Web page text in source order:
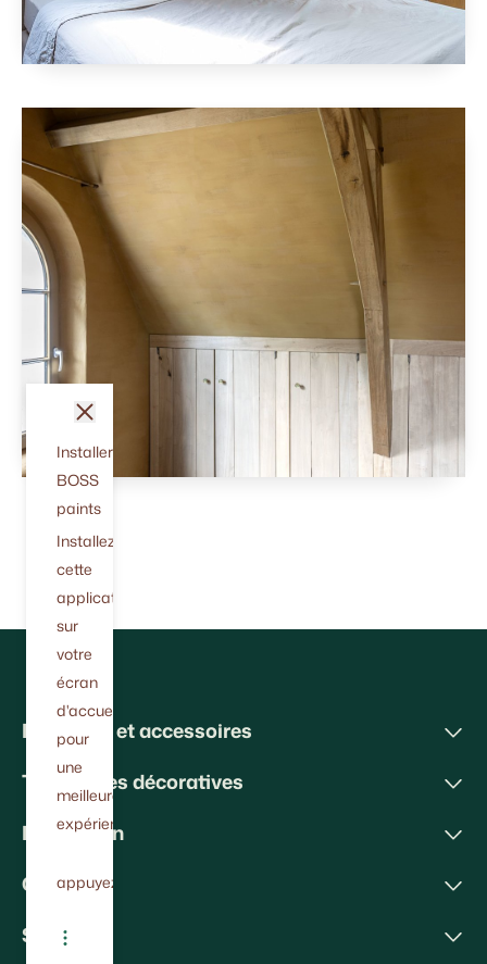
Peintures et accessoires
Techniques décoratives
Inspiration
Conseils
Soutien
Installer
BOSS
paints
Installez
cette
application
sur
votre
écran
d'accueil
pour
une
meilleure
expérience.
appuyez
fermer